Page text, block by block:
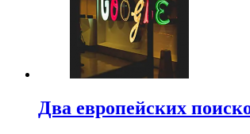
Два европейских